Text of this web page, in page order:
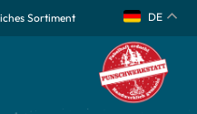
Sortiment DE